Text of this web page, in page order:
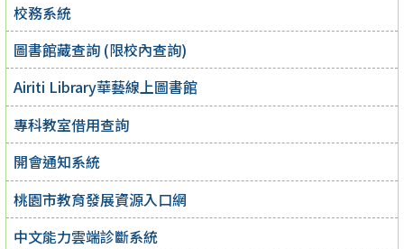
校務系統
圖書館藏查詢 (限校內查詢)
Airiti Library華藝線上圖書館
專科教室借用查詢
開會通知系統
桃園市教育發展資源入口網
中文能力雲端診斷系統